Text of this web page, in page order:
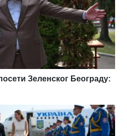
Зеленског Београду: